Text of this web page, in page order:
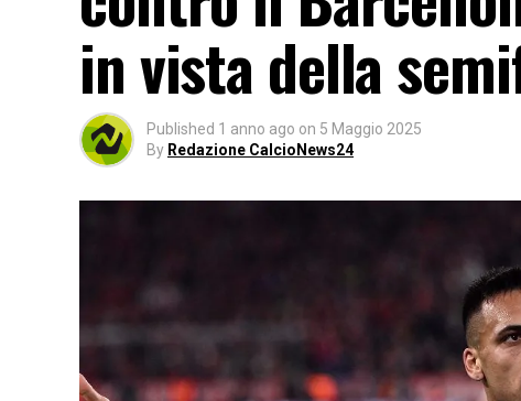
in vista della
Published 1 anno ago on 5 Maggio 2025
By Redazione CalcioNews24